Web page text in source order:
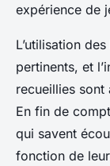
expérience de
L’utilisation
pertinents, et
recueillies
En fin de
qui savent
fonction de